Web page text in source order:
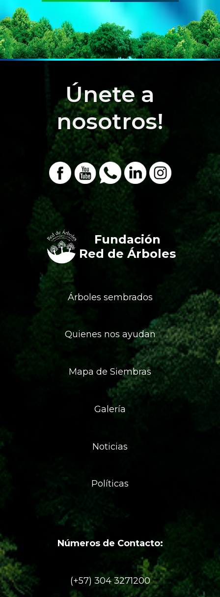
Únete a
nosotros!
Fundación
Red de Árboles
Árboles sembrados
Quienes nos ayudan
Mapa de Siembras
Galería
Noticias
Políticas
Números de Contacto:
(+57) 304 3271200